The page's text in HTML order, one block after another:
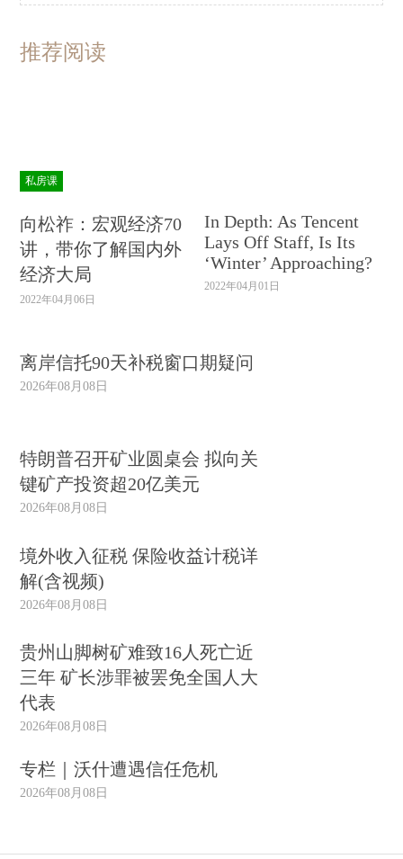
推荐阅读
私房课
向松祚：宏观经济70
讲，带你了解国内外
经济大局
2022年04月06日
In Depth: As Tencent
Lays Off Staff, Is Its
‘Winter’ Approaching?
2022年04月01日
离岸信托90天补税窗口期疑问
2026年08月08日
特朗普召开矿业圆桌会 拟向关
键矿产投资超20亿美元
2026年08月08日
境外收入征税 保险收益计税详
解(含视频)
2026年08月08日
贵州山脚树矿难致16人死亡近
三年 矿长涉罪被罢免全国人大
代表
2026年08月08日
专栏｜沃什遭遇信任危机
2026年08月08日